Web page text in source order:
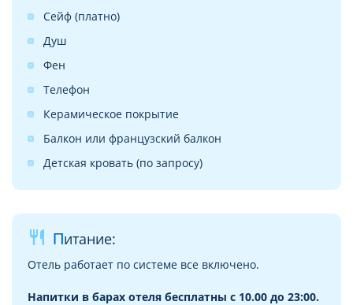
Сейф (платно)
Душ
Фен
Телефон
Керамическое покрытие
Балкон или французский балкон
Детская кровать (по запросу)
restaurant Питание:
Отель работает по системе все включено.
Напитки в барах отеля бесплатны с 10.00 до 23:00.